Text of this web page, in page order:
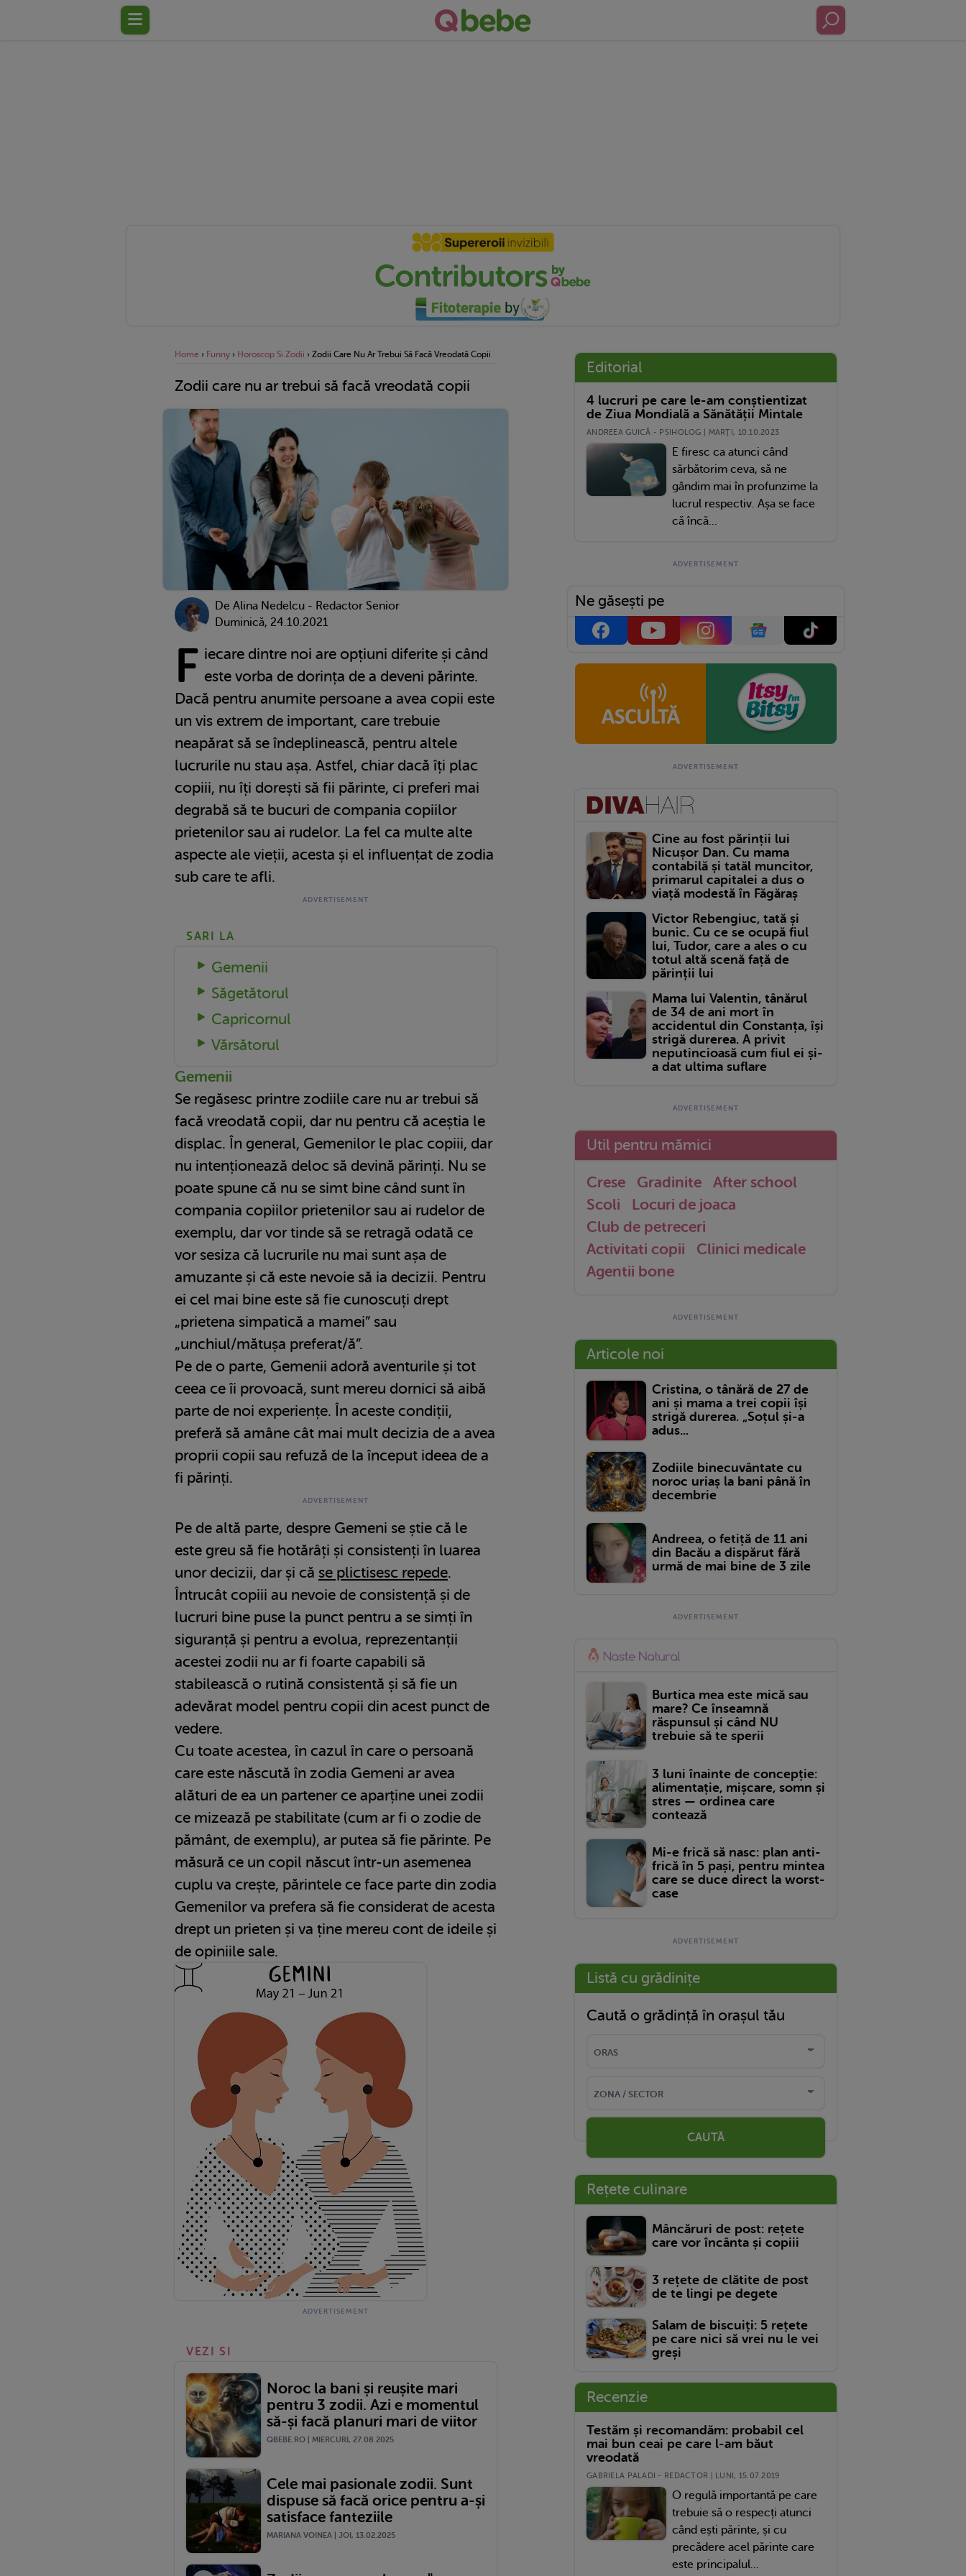
Home › Funny › Horoscop Si Zodii › Zodii Care Nu Ar Trebui Să Facă Vreodată Copii
Zodii care nu ar trebui să facă vreodată copii
De Alina Nedelcu - Redactor Senior
Duminică, 24.10.2021
F iecare dintre noi are opțiuni diferite și când
este vorba de dorința de a deveni părinte.
Dacă pentru anumite persoane a avea copii este
un vis extrem de important, care trebuie
neapărat să se îndeplinească, pentru altele
lucrurile nu stau așa. Astfel, chiar dacă îți plac
copiii, nu îți dorești să fii părinte, ci preferi mai
degrabă să te bucuri de compania copiilor
prietenilor sau ai rudelor. La fel ca multe alte
aspecte ale vieții, acesta și el influențat de zodia
sub care te afli.
SARI LA
Gemenii
Săgetătorul
Capricornul
Vărsătorul
Gemenii
Se regăsesc printre zodiile care nu ar trebui să
facă vreodată copii, dar nu pentru că aceștia le
displac. În general, Gemenilor le plac copiii, dar
nu intenționează deloc să devină părinți. Nu se
poate spune că nu se simt bine când sunt în
compania copiilor prietenilor sau ai rudelor de
exemplu, dar vor tinde să se retragă odată ce
vor sesiza că lucrurile nu mai sunt așa de
amuzante și că este nevoie să ia decizii. Pentru
ei cel mai bine este să fie cunoscuți drept
„prietena simpatică a mamei” sau
„unchiul/mătușa preferat/ă”.
Pe de o parte, Gemenii adoră aventurile și tot
ceea ce îi provoacă, sunt mereu dornici să aibă
parte de noi experiențe. În aceste condiții,
preferă să amâne cât mai mult decizia de a avea
proprii copii sau refuză de la început ideea de a
fi părinți.
Pe de altă parte, despre Gemeni se știe că le
este greu să fie hotărâți și consistenți în luarea
unor decizii, dar și că se plictisesc repede.
Întrucât copiii au nevoie de consistență și de
lucruri bine puse la punct pentru a se simți în
siguranță și pentru a evolua, reprezentanții
acestei zodii nu ar fi foarte capabili să
stabilească o rutină consistentă și să fie un
adevărat model pentru copii din acest punct de
vedere.
Cu toate acestea, în cazul în care o persoană
care este născută în zodia Gemeni ar avea
alături de ea un partener ce aparține unei zodii
ce mizează pe stabilitate (cum ar fi o zodie de
pământ, de exemplu), ar putea să fie părinte. Pe
măsură ce un copil născut într-un asemenea
cuplu va crește, părintele ce face parte din zodia
Gemenilor va prefera să fie considerat de acesta
drept un prieten și va ține mereu cont de ideile și
de opiniile sale.
VEZI SI
Noroc la bani și reușite mari
pentru 3 zodii. Azi e momentul
să-și facă planuri mari de viitor
QBEBE.RO | MIERCURI, 27.08.2025
Cele mai pasionale zodii. Sunt
dispuse să facă orice pentru a-și
satisface fanteziile
MARIANA VOINEA | JOI, 13.02.2025
Editorial
4 lucruri pe care le-am conștientizat
de Ziua Mondială a Sănătății Mintale
ANDREEA GUICĂ - PSIHOLOG | MARŢI, 10.10.2023
E firesc ca atunci când
sărbătorim ceva, să ne
gândim mai în profunzime la
lucrul respectiv. Așa se face
că încă...
Ne găsești pe
Cine au fost părinții lui
Nicușor Dan. Cu mama
contabilă și tatăl muncitor,
primarul capitalei a dus o
viață modestă în Făgăraș
Victor Rebengiuc, tată și
bunic. Cu ce se ocupă fiul
lui, Tudor, care a ales o cu
totul altă scenă față de
părinții lui
Mama lui Valentin, tânărul
de 34 de ani mort în
accidentul din Constanța, își
strigă durerea. A privit
neputincioasă cum fiul ei și-
a dat ultima suflare
Util pentru mămici
Crese Gradinite
After school
Scoli
Locuri de joaca
Club de petreceri
Activitati copii
Clinici medicale
Agentii bone
Articole noi
Cristina, o tânără de 27 de
ani și mama a trei copii își
strigă durerea. „Soțul și-a
adus...
Zodiile binecuvântate cu
noroc uriaș la bani până în
decembrie
Andreea, o fetiță de 11 ani
din Bacău a dispărut fără
urmă de mai bine de 3 zile
Burtica mea este mică sau
mare? Ce înseamnă
răspunsul și când NU
trebuie să te sperii
3 luni înainte de concepție:
alimentație, mișcare, somn și
stres — ordinea care
contează
Mi-e frică să nasc: plan anti-
frică în 5 pași, pentru mintea
care se duce direct la worst-
case
Listă cu grădinițe
Caută o grădință în orașul tău
CAUTĂ
Rețete culinare
Mâncăruri de post: rețete
care vor încânta și copiii
3 rețete de clătite de post
de te lingi pe degete
Salam de biscuiți: 5 rețete
pe care nici să vrei nu le vei
greși
Recenzie
Testăm și recomandăm: probabil cel
mai bun ceai pe care l-am băut
vreodată
GABRIELA PALADI - REDACTOR | LUNI, 15.07.2019
O regulă importantă pe care
trebuie să o respecți atunci
când ești părinte, și cu
precădere acel părinte care
este principalul...